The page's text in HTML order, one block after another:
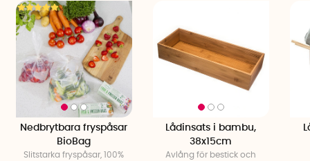
Nedbrytbara fryspåsar
BioBag
Slitstarka fryspåsar, 100%
Lådinsats i bambu,
38x15cm
Avlång för bestick och